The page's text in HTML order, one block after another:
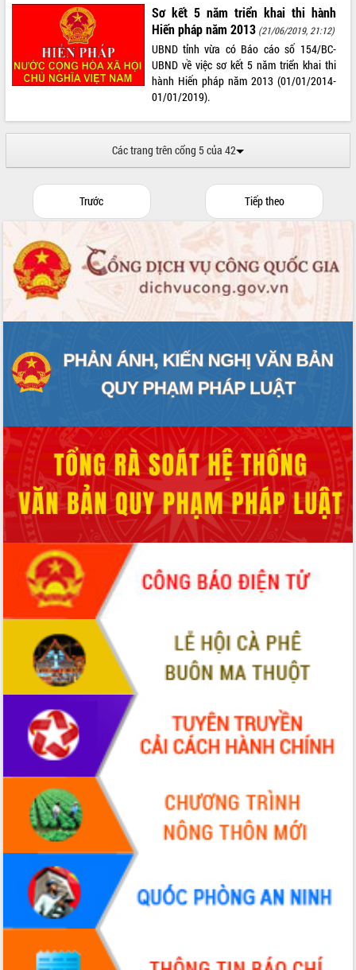
Sơ kết 5 năm triển khai thi hành
Hiến pháp năm 2013 (21/06/2019, 21:12)
UBND tỉnh vừa có Báo cáo số 154/BC-
UBND về việc sơ kết 5 năm triển khai thi
hành Hiến pháp năm 2013 (01/01/2014-
01/01/2019).
Các trang trên cổng 5 của 42
Trước Tiếp theo